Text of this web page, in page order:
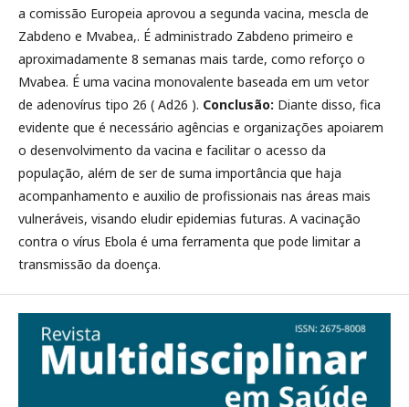
a comissão Europeia aprovou a segunda vacina, mescla de
Zabdeno e Mvabea,. É administrado Zabdeno primeiro e
aproximadamente 8 semanas mais tarde, como reforço o
Mvabea. É uma vacina monovalente baseada em um vetor
de adenovírus tipo 26 ( Ad26 ). Conclusão: Diante disso, fica
evidente que é necessário agências e organizações apoiarem
o desenvolvimento da vacina e facilitar o acesso da
população, além de ser de suma importância que haja
acompanhamento e auxilio de profissionais nas áreas mais
vulneráveis, visando eludir epidemias futuras. A vacinação
contra o vírus Ebola é uma ferramenta que pode limitar a
transmissão da doença.